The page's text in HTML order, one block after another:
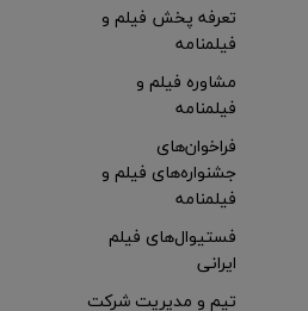
تعرفه پخش فیلم و
فیلمنامه
مشاوره فیلم و
فیلمنامه
فراخوان‌های
جشنواره‌های فیلم و
فیلمنامه
فستیوال‌های فیلم
ایرانی
تیم و مدیریت شرکت